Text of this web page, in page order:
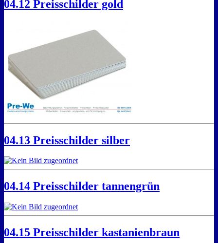
04.12 Preisschilder gold
04.13 Preisschilder silber
04.14 Preisschilder tannengrün
04.15 Preisschilder kastanienbraun